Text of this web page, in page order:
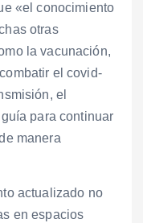
«el conocimiento
otras
la vacunación,
el covid-
el
para continuar
manera
actualizado no
en espacios